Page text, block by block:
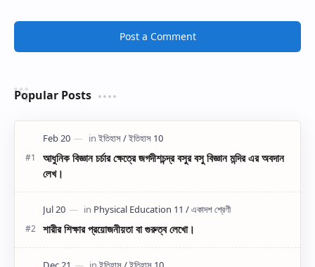
Post a Comment
Popular Posts
আধুনিক বিজ্ঞান চর্চার ক্ষেত্রে জগদীশচন্দ্র বসুর বসু বিজ্ঞান মন্দির এর অবদান
লেখ।
শারীর শিক্ষার প্রয়োজনীয়তা বা গুরুত্ব লেখো।